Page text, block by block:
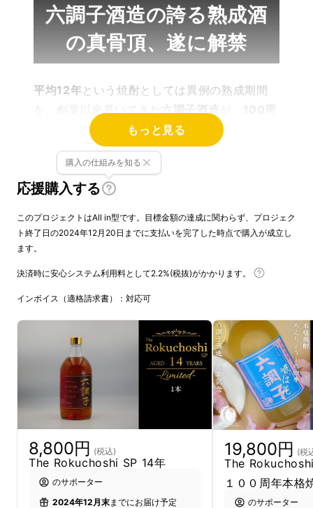
六調子酒造の誇る熟成酒
の真骨頂、遂に解禁
平均12年という焼酎としては異例の熟成期間
を、創業以来貫いてきた六調子酒造
100周
年を迎え遂にその真骨頂を解禁！！
その前に皆さんに1つ質問です。
ちらが焼酎か分かりますか？
正解は②です！
した同じ原酒
なのです。それなのに、全く色の
濃度が違い、その
薄い方しか焼酎として認めら
れていません。
焼酎には、このように、
『樽で熟成した焼酎に
は色濃度を薄めなければ販売することはできな
い』という厳しい決まりがあります。これによ
り、②の原酒は、活性炭を用いた濾過方法で
色を脱色させております。
もっと見る
応援購入する
購入の仕組みを知る
このプロジェクトはAll in型です。目標金額の達成に関わらず、プロジェク
ト終了日の2024年12月20日までに支払いを完了した時点で購入が成立し
ます。
決済時に安心システム利用料として2.2%(税抜)がかかります。
インボイス（適格請求書）：対応可
8,800円 (税込)
The Rokuchoshi SP 14年
のサポーター
2024年12月末までにお届け予定
19,800円 (税
The
１００周年本格
のサポーター